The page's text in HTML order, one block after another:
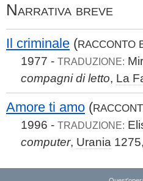
Narrativa breve
Il criminale (RACCONTO
1977 - TRADUZIONE:
compagni di letto, La
Amore ti amo (
1996 - TRADUZIONE:
computer, Urania 1275,